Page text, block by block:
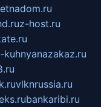
z-host.ru
vlknrussia.ru
bankaribi.ru